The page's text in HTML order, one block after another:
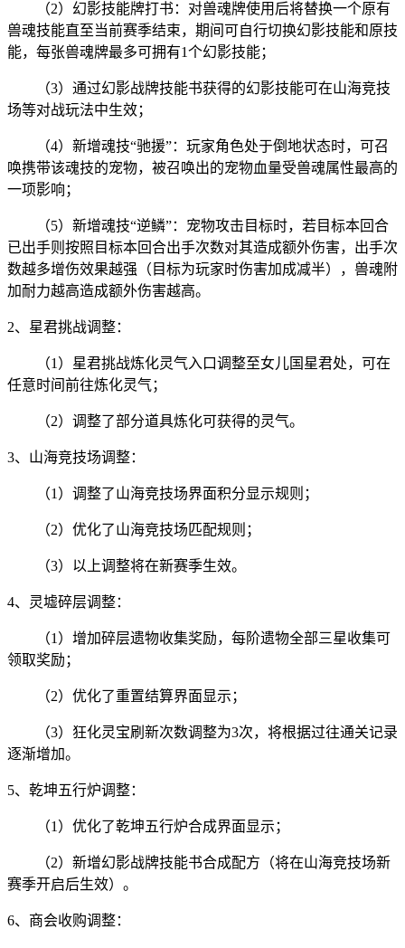
（2）幻影技能牌打书：对兽魂牌使用后将替换一个原有
兽魂技能直至当前赛季结束，期间可自行切换幻影技能和原技
能，每张兽魂牌最多可拥有1个幻影技能；
（3）通过幻影战牌技能书获得的幻影技能可在山海竞技
场等对战玩法中生效；
（4）新增魂技“驰援”：玩家角色处于倒地状态时，可召
唤携带该魂技的宠物，被召唤出的宠物血量受兽魂属性最高的
一项影响；
（5）新增魂技“逆鳞”：宠物攻击目标时，若目标本回合
已出手则按照目标本回合出手次数对其造成额外伤害，出手次
数越多增伤效果越强（目标为玩家时伤害加成减半），兽魂附
加耐力越高造成额外伤害越高。
2、星君挑战调整：
（1）星君挑战炼化灵气入口调整至女儿国星君处，可在
任意时间前往炼化灵气；
（2）调整了部分道具炼化可获得的灵气。
3、山海竞技场调整：
（1）调整了山海竞技场界面积分显示规则；
（2）优化了山海竞技场匹配规则；
（3）以上调整将在新赛季生效。
4、灵墟碎层调整：
（1）增加碎层遗物收集奖励，每阶遗物全部三星收集可
领取奖励；
（2）优化了重置结算界面显示；
（3）狂化灵宝刷新次数调整为3次，将根据过往通关记录
逐渐增加。
5、乾坤五行炉调整：
（1）优化了乾坤五行炉合成界面显示；
（2）新增幻影战牌技能书合成配方（将在山海竞技场新
赛季开启后生效）。
6、商会收购调整：